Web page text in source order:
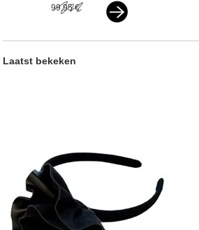
99,95 €
Laatst bekeken